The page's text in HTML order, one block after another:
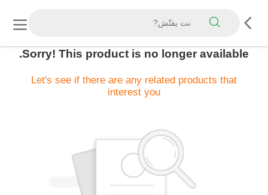
Sorry! This product is no longer available.
Let's see if there are any related products that
interest you